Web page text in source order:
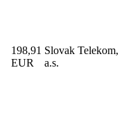
198,91
EUR
Slovak Telekom,
a.s.